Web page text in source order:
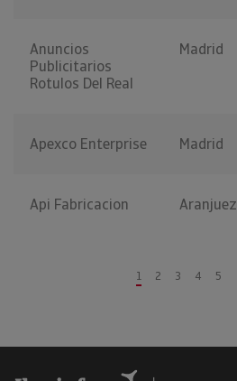
Anuncios
Publicitarios
Rotulos Del Real
Madrid
Apexco Enterprise Madrid
Api Fabricacion Aranjuez
1 2 3 4 5